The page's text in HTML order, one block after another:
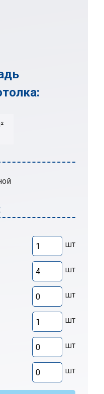
шт
шт
шт
шт
шт
шт